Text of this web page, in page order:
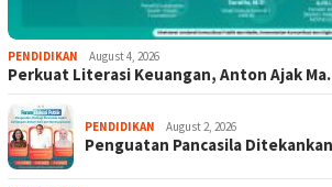
PENDIDIKAN August 4, 2026
Perkuat Literasi Keuangan, Anton Ajak
PENDIDIKAN August 2, 2026
Penguatan Pancasila